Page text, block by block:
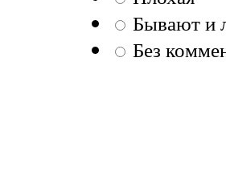
Бывают и
Без